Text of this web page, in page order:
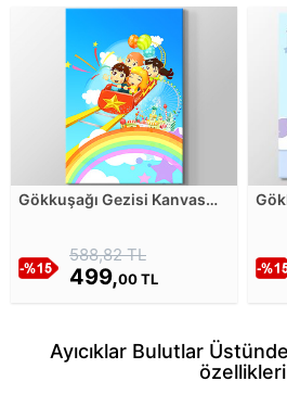
Gökkuşağı Gezisi Kanvas
588,82 TL
499,00 TL
Ayıcıklar Bulutlar
özellikleri